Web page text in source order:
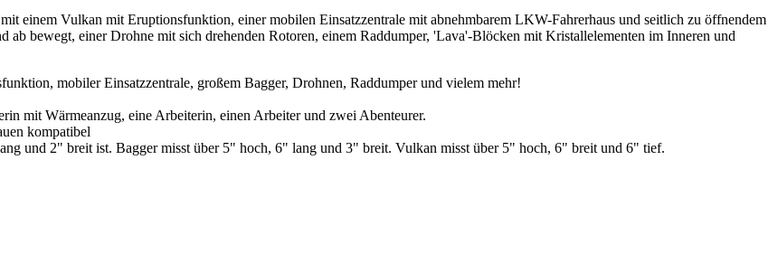
einem Vulkan mit Eruptionsfunktion, einer mobilen Einsatzzentrale mit abnehmbarem LKW-Fahrerhaus und seitlich zu öffnendem
ab bewegt, einer Drohne mit sich drehenden Rotoren, einem Raddumper, 'Lava'-Blöcken mit Kristallelementen im Inneren und
mobiler Einsatzzentrale, großem Bagger, Drohnen, Raddumper und vielem mehr!
mit Wärmeanzug, eine Arbeiterin, einen Arbeiter und zwei Abenteurer.
kompatibel
und 2" breit ist. Bagger misst über 5" hoch, 6" lang und 3" breit. Vulkan misst über 5" hoch, 6" breit und 6" tief.